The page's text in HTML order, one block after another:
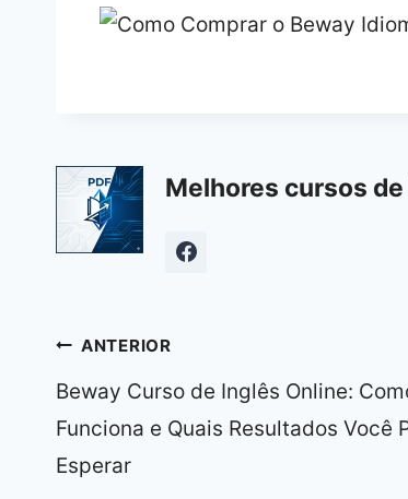
Melhores cursos
Navegação
de
Post
ANTERIOR
Beway Curso de Inglês Online:
Funciona e Quais Resultados Você
Esperar